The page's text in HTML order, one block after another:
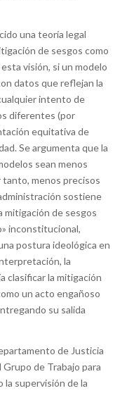
una teoría legal
de sesgos como
visión, si un modelo
datos que reflejan la
intento de
diferentes (por
equitativa de
Se argumenta que la
sean menos
menos precisos
sostiene
mitigación de sesgos
inconstitucional,
postura ideológica en
la
clasificar la mitigación
un acto engañoso
su salida
de Justicia
de Trabajo para
supervisión de la